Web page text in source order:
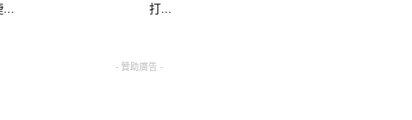
...
打...
- 贊助廣告 -